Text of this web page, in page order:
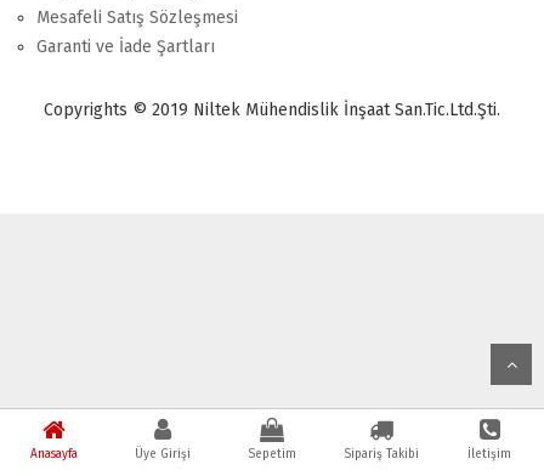
Anasayfa Üye Girişi Sepetim Sipariş Takibi İletişim
Mesafeli Satış Sözleşmesi
Garanti ve İade Şartları
Copyrights © 2019 Niltek Mühendislik İnşaat San.Tic.Ltd.Şti.